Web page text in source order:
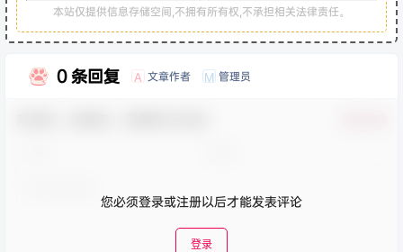
本站仅提供信息存储空间,不拥有所有权,不承担相关法律责任。
0 条回复 A 文章作者 M 管理员
您必须登录或注册以后才能发表评论
登录